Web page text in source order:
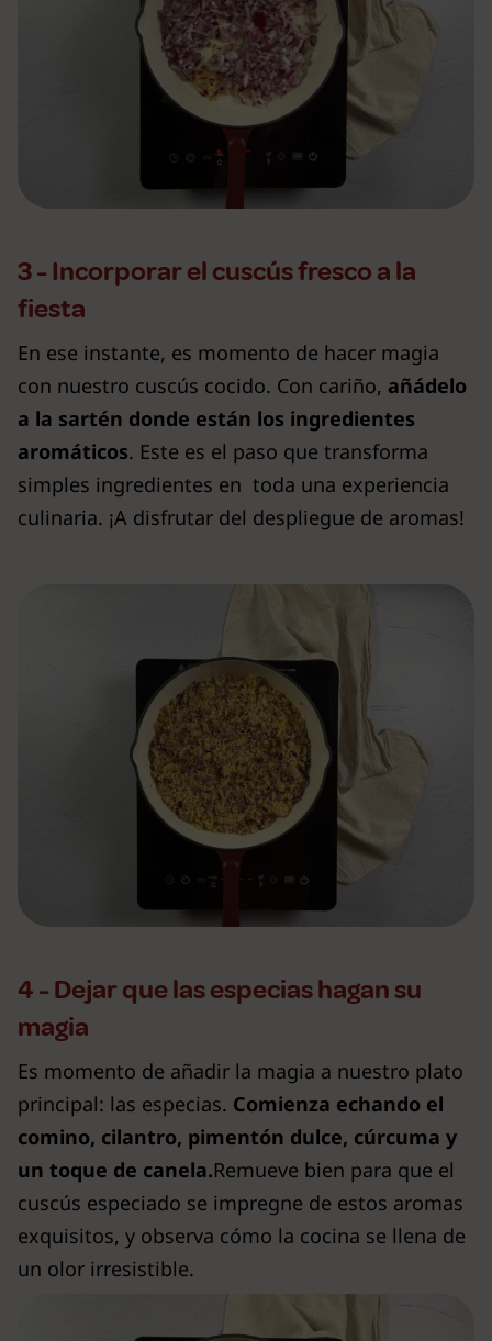
3 - Incorporar el cuscús fresco a la
fiesta
En ese instante, es momento de hacer magia
con nuestro cuscús cocido. Con cariño, añádelo
a la sartén donde están los ingredientes
aromáticos. Este es el paso que transforma
simples ingredientes en toda una experiencia
culinaria. ¡A disfrutar del despliegue de aromas!
4 - Dejar que las especias hagan su
magia
Es momento de añadir la magia a nuestro plato
principal: las especias. Comienza echando el
comino, cilantro, pimentón dulce, cúrcuma y
un toque de canela.Remueve bien para que el
cuscús especiado se impregne de estos aromas
exquisitos, y observa cómo la cocina se llena de
un olor irresistible.